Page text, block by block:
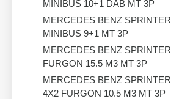
MINIBUS 10+1 DAB MT 3P
MERCEDES BENZ SPRINTER
MINIBUS 9+1 MT 3P
MERCEDES BENZ SPRINTER
FURGON 15.5 M3 MT 3P
MERCEDES BENZ SPRINTER
4X2 FURGON 10.5 M3 MT 3P